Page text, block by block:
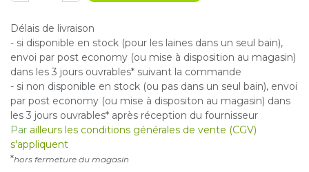
Délais de livraison
- si disponible en stock (pour les laines dans un seul bain),
envoi par post economy (ou mise à disposition au magasin)
dans les 3 jours ouvrables* suivant la commande
- si non disponible en stock (ou pas dans un seul bain), envoi
par post economy (ou mise à dispositon au magasin) dans
les 3 jours ouvrables* après réception du fournisseur
Par ailleurs les conditions générales de vente (CGV)
s'appliquent
*hors fermeture du magasin